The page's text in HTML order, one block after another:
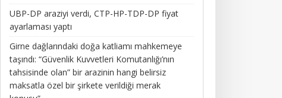
UBP-DP araziyi verdi, CTP-HP-TDP-DP fiyat
ayarlaması yaptı
Girne dağlarındaki doğa katliamı mahkemeye
taşındı: “Güvenlik Kuvvetleri Komutanlığı’nın
tahsisinde olan” bir arazinin hangi belirsiz
maksatla özel bir şirkete verildiği merak